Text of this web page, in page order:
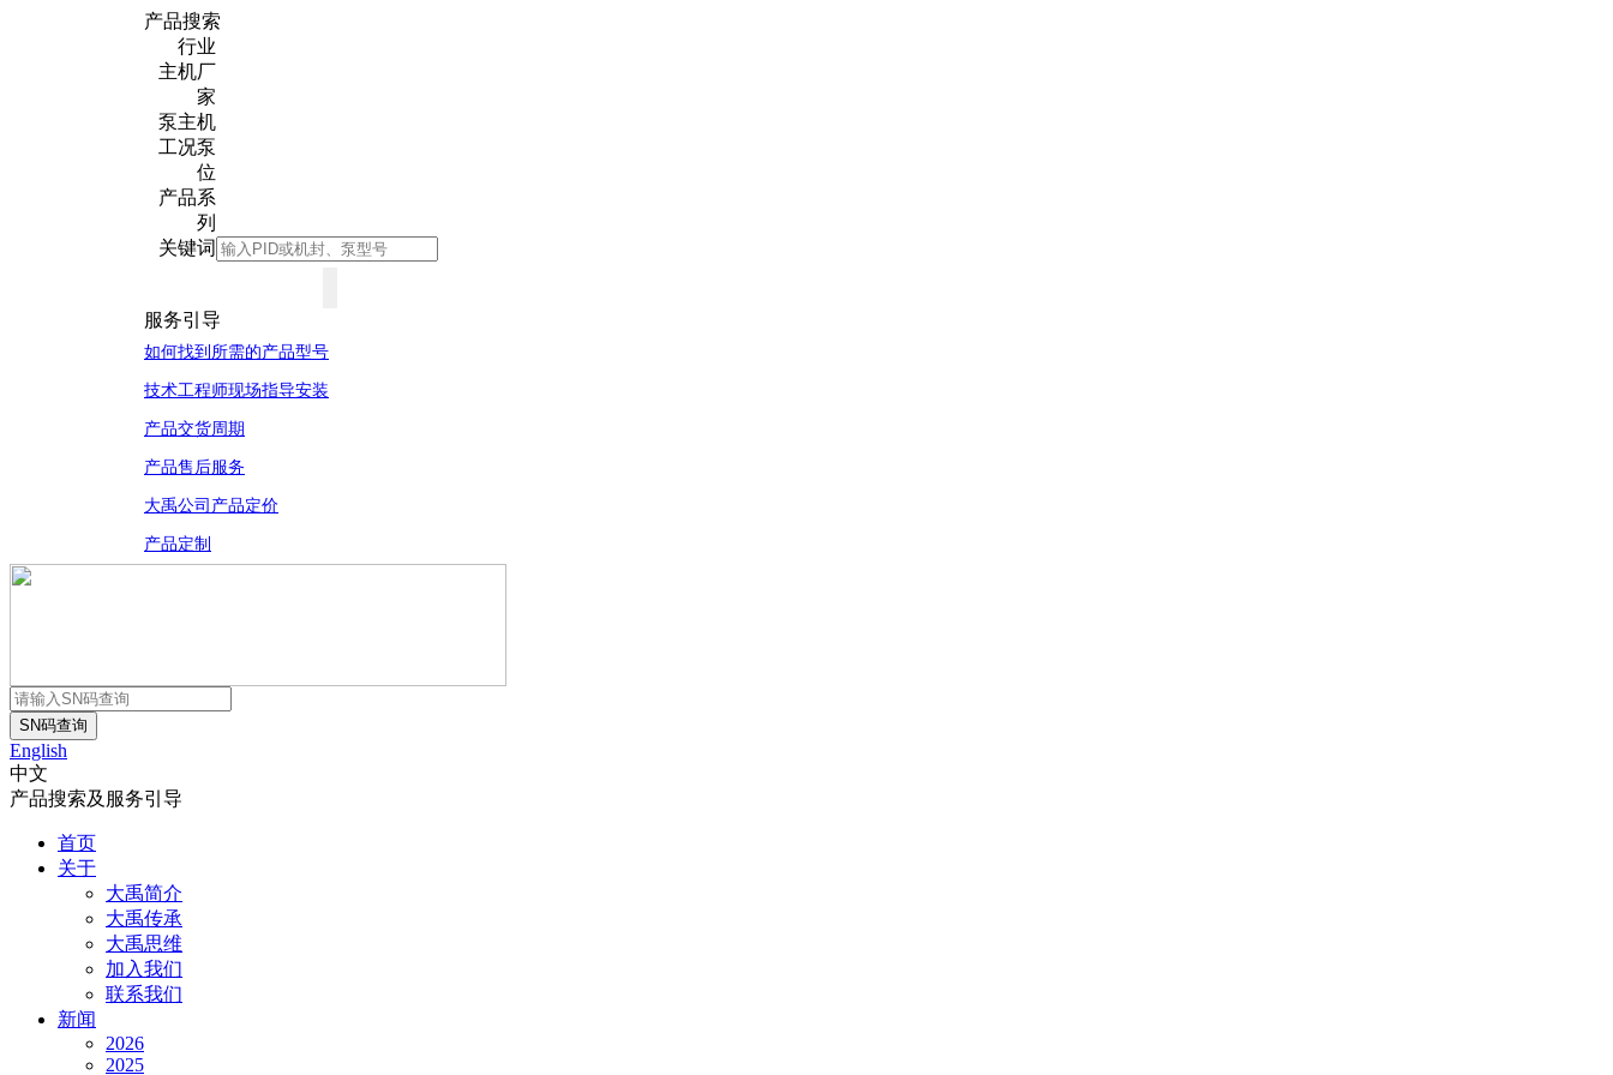
产品搜索
行业
主机厂
家
泵主机
工况泵
位
产品系
列
关键词
服务引导
如何找到所需的产品型号
技术工程师现场指导安装
产品交货周期
产品售后服务
大禹公司产品定价
产品定制
English
中文
产品搜索及服务引导
首页
关于
大禹简介
大禹传承
大禹思维
加入我们
联系我们
新闻
2026
2025